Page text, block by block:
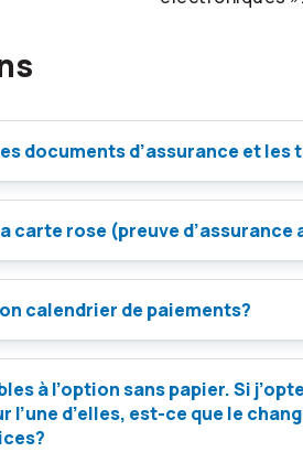
documents d’assurance et les
carte rose (preuve d’assurance
calendrier de paiements?
à l’option sans papier. Si
d’elles, est-ce que le